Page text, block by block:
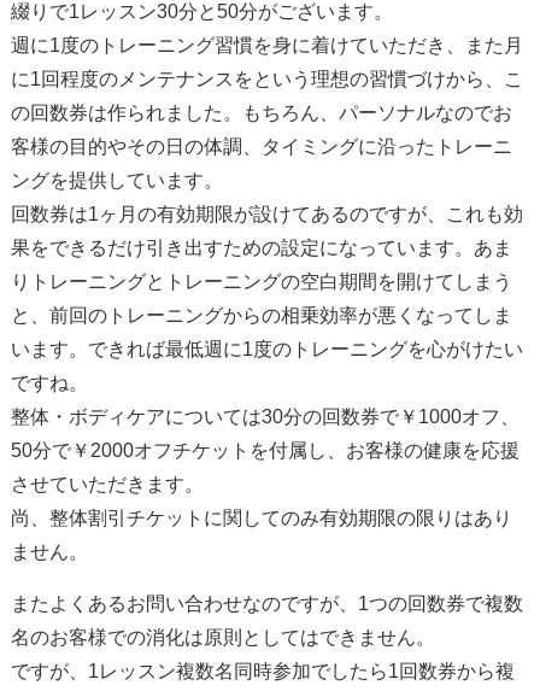
綴りで1レッスン30分と50分がございます。
週に1度のトレーニング習慣を身に着けていただき、また月
に1回程度のメンテナンスをという理想の習慣づけから、こ
の回数券は作られました。もちろん、パーソナルなのでお
客様の目的やその日の体調、タイミングに沿ったトレーニ
ングを提供しています。
回数券は1ヶ月の有効期限が設けてあるのですが、これも効
果をできるだけ引き出すための設定になっています。あま
りトレーニングとトレーニングの空白期間を開けてしまう
と、前回のトレーニングからの相乗効率が悪くなってしま
います。できれば最低週に1度のトレーニングを心がけたい
ですね。
整体・ボディケアについては30分の回数券で￥1000オフ、
50分で￥2000オフチケットを付属し、お客様の健康を応援
させていただきます。
尚、整体割引チケットに関してのみ有効期限の限りはあり
ません。
またよくあるお問い合わせなのですが、1つの回数券で複数
名のお客様での消化は原則としてはできません。
ですが、1レッスン複数名同時参加でしたら1回数券から複